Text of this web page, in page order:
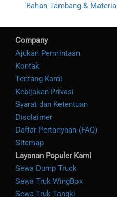
Bahan Tambang & Material
Company
Ajukan Permintaan
Kontak
Tentang Kami
Kebijakan Privasi
Syarat dan Ketentuan
Disclaimer
Daftar Pertanyaan (FAQ)
Sitemap
Layanan Populer Kami
Sewa Dump Truck
Sewa Truk WingBox
Sewa Truk Tangki